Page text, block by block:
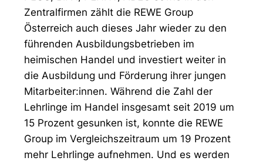
Zentralfirmen zählt die REWE Group
Österreich auch dieses Jahr wieder zu den
führenden Ausbildungsbetrieben im
heimischen Handel und investiert weiter in
die Ausbildung und Förderung ihrer jungen
Mitarbeiter:innen. Während die Zahl der
Lehrlinge im Handel insgesamt seit 2019 um
15 Prozent gesunken ist, konnte die REWE
Group im Vergleichszeitraum um 19 Prozent
mehr Lehrlinge aufnehmen. Und es werden